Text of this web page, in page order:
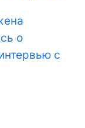
о
с